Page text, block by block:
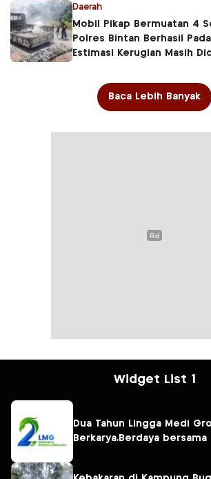
Daerah
Mobil Pikap Bermuatan 4
Polres Bintan Berhasil
Estimasi Kerugian Masih
Baca Lebih Banyak
Widget List 1
Dua Tahun Lingga Medi
Berkarya,Berdaya bersama